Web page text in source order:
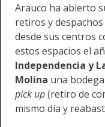
Arauco ha abierto
retiros y
desde sus centros
estos espacios el
Independencia y
Molina una
pick up(retiro de
mismo día y